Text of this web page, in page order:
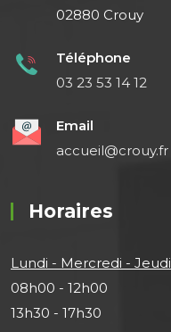
02880 Crouy
Téléphone
03 23 53 14 12
Email
accueil@crouy.fr
Horaires
Lundi - Mercredi - Jeudi
08h00 - 12h00
13h30 - 17h30